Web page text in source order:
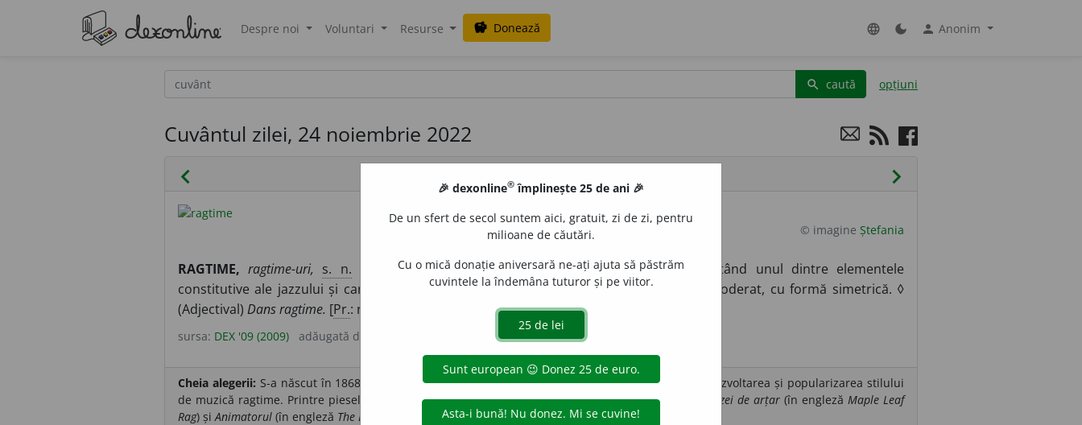
Despre noi Voluntari Resurse savings Donează language dark_mode person Anonim
search caută opțiuni
Cuvântul zilei, 24 noiembrie 2022
chevron_left chevron_right
© imagine Ștefania
RAGTIME, ragtime-uri, s. n. Stil pianistic la modă în perioada 1896-1917, reprezentând unul dintre elementele
constitutive ale jazzului și caracterizat printr-o muzică veselă și optimistă, în tempo moderat, cu formă simetrică. ◊
(Adjectival) Dans ragtime. [Pr.: r
sursa: DEX '09 (2009) adăugată de
Cheia alegerii: S-a născut în 1868 compozitorul și pianistul american Scott Joplin, faimos pentru dezvoltarea și popularizarea stilului
de muzică ragtime. Printre piesele scrise și interpretate de el cele mai faimoase suntCântecul frunzei de arțar (în engleză Maple Leaf
Rag) și Animatorul (în engleză The Entertainer
🎉 dexonline® împlinește 25 de ani 🎉
De un sfert de secol suntem aici, gratuit, zi de zi, pentru
milioane de căutări.
Cu o mică donație aniversară ne-ați ajuta să păstrăm
cuvintele la îndemâna tuturor și pe viitor.